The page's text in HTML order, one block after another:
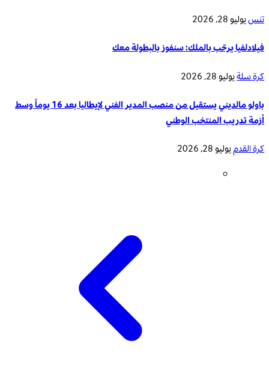
تنسيوليو 28, 2026
فيلادلفيا يرحّب بالملك: سنفوز بالبطولة معك
كرة سلةيوليو 28, 2026
باولو مالديني يستقيل من منصب المدير الفني لإيطاليا بعد 16 يوماً وسط
أزمة تدريب المنتخب الوطني
كرة القدميوليو 28, 2026